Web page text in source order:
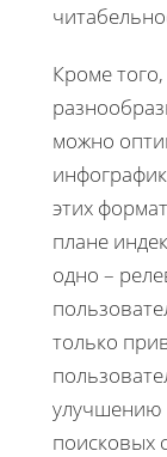
Кроме
можно
этих
плане
одно –
только
улучшению
поисковых